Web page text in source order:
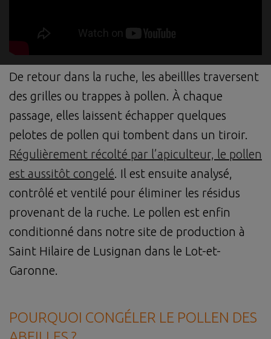
De retour dans la ruche, les abeillles traversent
des grilles ou trappes à pollen. À chaque
passage, elles laissent échapper quelques
pelotes de pollen qui tombent dans un tiroir.
Régulièrement récolté par l’apiculteur, le pollen
est aussitôt congelé. Il est ensuite analysé,
contrôlé et ventilé pour éliminer les résidus
provenant de la ruche. Le pollen est enfin
conditionné dans notre site de production à
Saint Hilaire de Lusignan dans le Lot-et-
Garonne.
POURQUOI CONGÉLER LE POLLEN DES